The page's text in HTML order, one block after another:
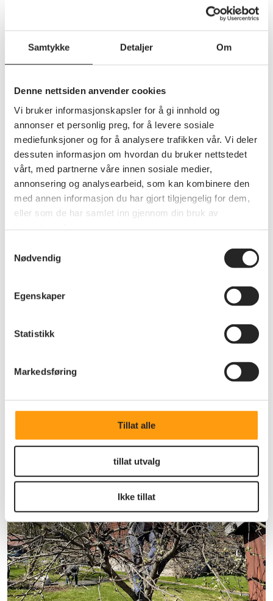
Samtykke Detaljer Om
Denne nettsiden anvender cookies
Vi bruker informasjonskapsler for å gi innhold og
annonser et personlig preg, for å levere sosiale
mediefunksjoner og for å analysere trafikken vår. Vi deler
dessuten informasjon om hvordan du bruker nettstedet
vårt, med partnerne våre innen sosiale medier,
annonsering og analysearbeid, som kan kombinere den
med annen informasjon du har gjort tilgjengelig for dem,
eller som de har samlet inn gjennom din bruk av
Nødvendig
Egenskaper
Statistikk
Markedsføring
Tillat alle
tillat utvalg
Ikke tillat